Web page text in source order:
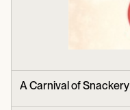
A Carnival of Snackery